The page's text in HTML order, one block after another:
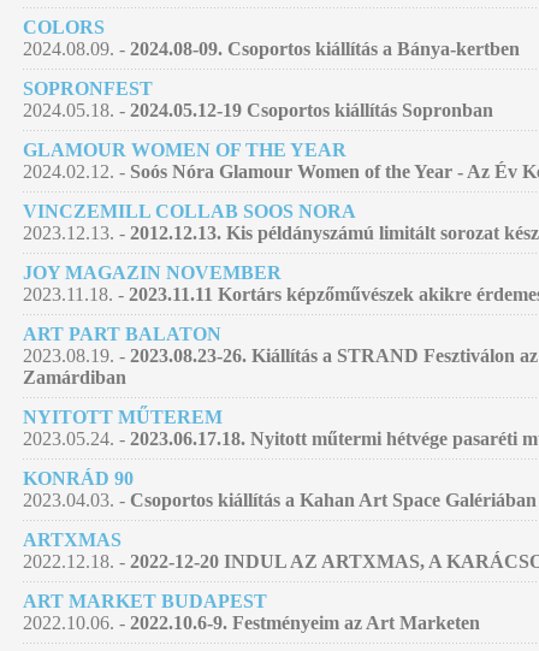
COLORS
2024.08.09. - 2024.08-09. Csoportos kiállítás a Bánya-kertben
SOPRONFEST
2024.05.18. - 2024.05.12-19 Csoportos kiállítás Sopronban
GLAMOUR WOMEN OF THE YEAR
2024.02.12. - Soós Nóra Glamour Women of the Year - Az Év
VINCZEMILL COLLAB SOOS NORA
2023.12.13. - 2012.12.13. Kis példányszámú limitált sorozat
JOY MAGAZIN NOVEMBER
2023.11.18. - 2023.11.11 Kortárs képzőművészek akikre
ART PART BALATON
2023.08.19. - 2023.08.23-26. Kiállítás a STRAND Fesztiválon
Zamárdiban
NYITOTT MŰTEREM
2023.05.24. - 2023.06.17.18. Nyitott műtermi hétvége pasaréti
KONRÁD 90
2023.04.03. - Csoportos kiállítás a Kahan Art Space Galériában
ARTXMAS
2022.12.18. - 2022-12-20 INDUL AZ ARTXMAS, A
ART MARKET BUDAPEST
2022.10.06. - 2022.10.6-9. Festményeim az Art Marketen